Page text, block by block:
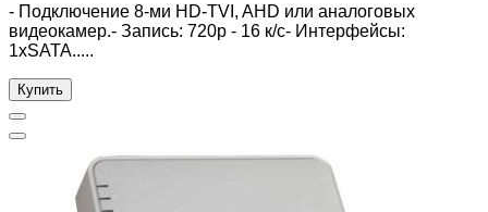
- Подключение 8-ми HD-TVI, AHD или аналоговых
видеокамер.- Запись: 720р - 16 к/с- Интерфейсы:
1xSATA.....
Купить